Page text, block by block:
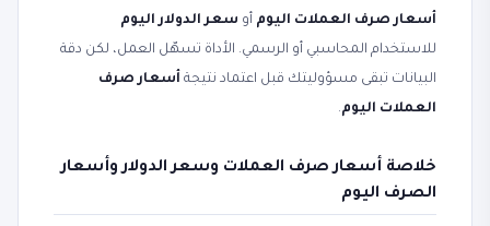
أسعار صرف العملات اليوم أو سعر الدولار اليوم
للاستخدام المحاسبي أو الرسمي. الأداة تسهّل العمل، لكن دقة
البيانات تبقى مسؤوليتك قبل اعتماد نتيجة أسعار صرف
العملات اليوم.
خلاصة أسعار صرف العملات وسعر الدولار وأسعار
الصرف اليوم